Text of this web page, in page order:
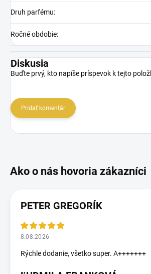
Druh parfému:
Ročné obdobie:
Diskusia
Buďte prvý, kto napíše príspevok k tejto
Pridať komentár
PETER GREGORÍK
8.08.2026
Rýchle dodanie, všetko super. A+++++++